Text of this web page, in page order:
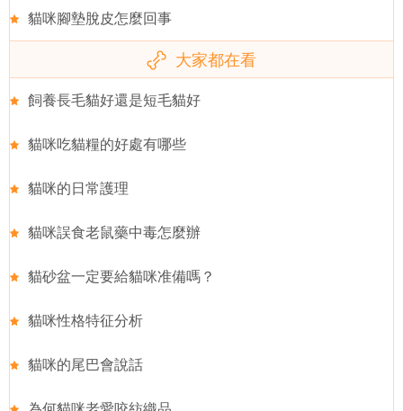
貓咪腳墊脫皮怎麼回事
大家都在看
飼養長毛貓好還是短毛貓好
貓咪吃貓糧的好處有哪些
貓咪的日常護理
貓咪誤食老鼠藥中毒怎麼辦
貓砂盆一定要給貓咪准備嗎？
貓咪性格特征分析
貓咪的尾巴會說話